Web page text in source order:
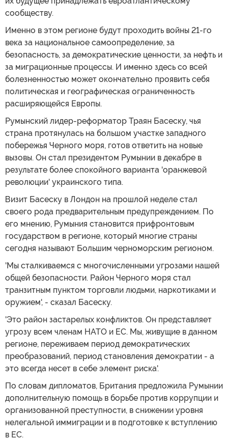
сообществу.
Именно в этом регионе будут проходить войны 21-го
века за национальное самоопределение, за
безопасность, за демократические ценности, за нефть и
за миграционные процессы. И именно здесь со всей
болезненностью может окончательно проявить себя
политическая и географическая ограниченность
расширяющейся Европы.
Румынский лидер-реформатор Траян Басеску, чья
страна протянулась на большом участке западного
побережья Черного моря, готов ответить на новые
вызовы. Он стал президентом Румынии в декабре в
результате более спокойного варианта 'оранжевой
революции' украинского типа.
Визит Басеску в Лондон на прошлой неделе стал
своего рода предварительным предупреждением. По
его мнению, Румыния становится прифронтовым
государством в регионе, который многие страны
сегодня называют Большим черноморским регионом.
'Мы сталкиваемся с многочисленными угрозами нашей
общей безопасности. Район Черного моря стал
транзитным пунктом торговли людьми, наркотиками и
оружием', - сказал Басеску.
'Это район застарелых конфликтов. Он представляет
угрозу всем членам НАТО и ЕС. Мы, живущие в данном
регионе, переживаем период демократических
преобразований, период становления демократии - а
это всегда несет в себе элемент риска'.
По словам дипломатов, Британия предложила Румынии
дополнительную помощь в борьбе против коррупции и
организованной преступности, в снижении уровня
нелегальной иммиграции и в подготовке к вступлению
в ЕС.